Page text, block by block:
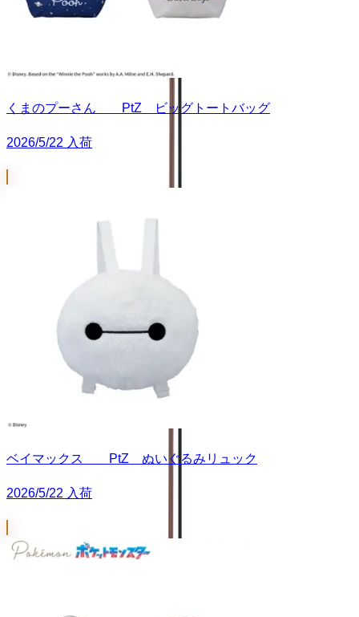
くまのプーさん PtZ ビッグトートバッグ
2026/5/22 入荷
ベイマックス PtZ ぬいぐるみリュック
2026/5/22 入荷